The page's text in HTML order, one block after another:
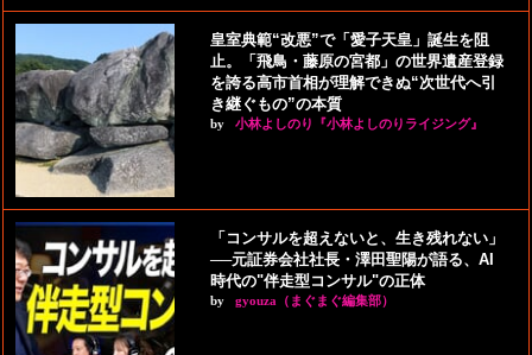
皇室典範“改悪”で「愛子天皇」誕生を阻
止。「飛鳥・藤原の宮都」の世界遺産登録
を誇る高市首相が理解できぬ“次世代へ引
き継ぐもの”の本質
by 小林よしのり『小林よしのりライジング』
「コンサルを超えないと、生き残れない」
──元証券会社社長・澤田聖陽が語る、AI
時代の"伴走型コンサル"の正体
by gyouza（まぐまぐ編集部）